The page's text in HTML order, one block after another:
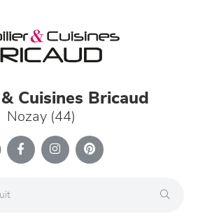
Cuisines Bricaud
Nozay (44)